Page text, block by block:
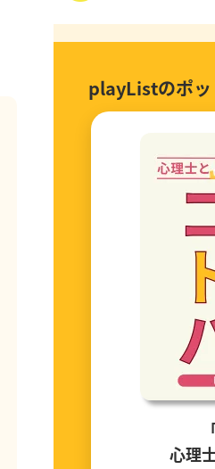
playListのポッ
心理